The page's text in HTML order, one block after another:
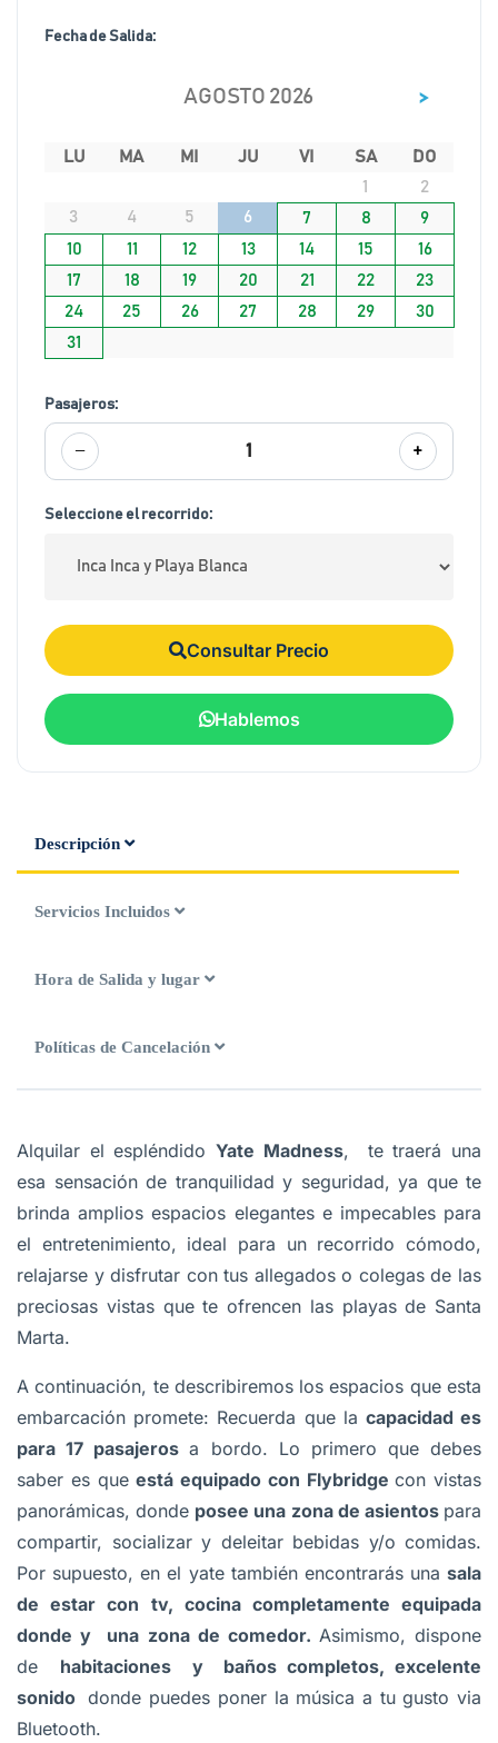
Fecha de Salida:
AGOSTO 2026 >
LU MA MI JU VI SA
DO
1
2
3
4 5 6 7 8
9
10
11 12 13 14 15
16
17
18 19 20 21 22
23
24
25 26 27 28 29
30
31
Pasajeros:
− 1 +
Seleccione el recorrido:
Consultar Precio
Hablemos
Descripción
Servicios Incluidos
Hora de Salida y lugar
Políticas de Cancelación
Alquilar el espléndido Yate Madness, te traerá una
esa sensación de tranquilidad y seguridad, ya que te
brinda amplios espacios elegantes e impecables para
el entretenimiento, ideal para un recorrido cómodo,
relajarse y disfrutar con tus allegados o colegas de las
preciosas vistas que te ofrencen las playas de Santa
Marta.
A continuación, te describiremos los espacios que esta
embarcación promete: Recuerda que la capacidad es
para 17 pasajerosa bordo. Lo primero que debes
saber es queestá equipado con Flybridgecon vistas
panorámicas, donde posee una zona de asientos para
compartir, socializar y deleitar bebidas y/o comidas.
Por supuesto, en el yate también encontrarás una sala
de estar con tv, cocina completamente equipada
donde y una zona de comedor. Asimismo, dispone
de habitaciones y baños completos, excelente
sonidodonde puedes poner la música a tu gusto via
Bluetooth.